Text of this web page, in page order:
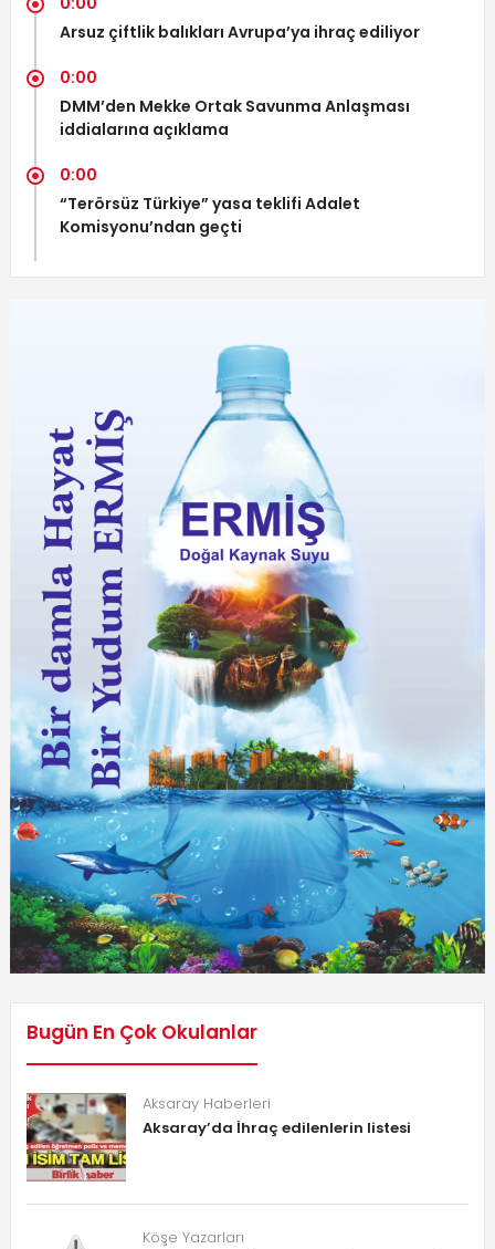
Arsuz çiftlik balıkları Avrupa’ya ihraç ediliyor
0:00
DMM’den Mekke Ortak Savunma Anlaşması
iddialarına açıklama
0:00
“Terörsüz Türkiye” yasa teklifi Adalet
Komisyonu’ndan geçti
Bugün En Çok Okulanlar
Aksaray Haberleri
Aksaray’da İhraç edilenlerin listesi
Köşe Yazarları